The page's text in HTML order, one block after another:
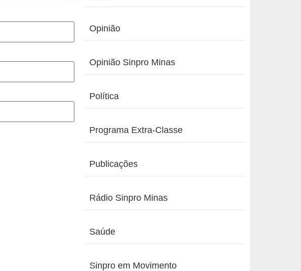
Opinião
Opinião Sinpro Minas
Política
Programa Extra-Classe
Publicações
Rádio Sinpro Minas
Saúde
Sinpro em Movimento